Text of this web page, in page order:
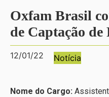
Oxfam Brasil
de Captação de
12/01/22 Notícia
Nome do Cargo: